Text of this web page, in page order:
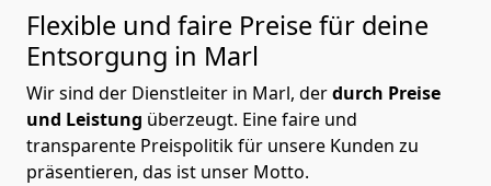
Flexible und faire Preise für deine
Entsorgung in Marl
Wir sind der Dienstleiter in Marl, derdurch Preise
und Leistung überzeugt. Eine faire und
transparente Preispolitik für unsere Kunden zu
präsentieren, das ist unser Motto.